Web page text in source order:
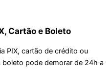
Cartão e Boleto
PIX, cartão de crédito ou
pode demorar de 24h a